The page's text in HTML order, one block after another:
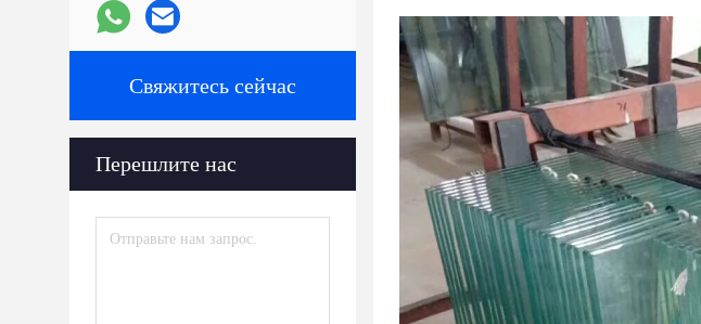
Свяжитесь сейчас
Перешлите нас